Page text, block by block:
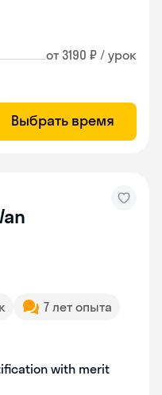
от 3190 ₽ / урок
Выбрать время
7 лет опыта
with merit